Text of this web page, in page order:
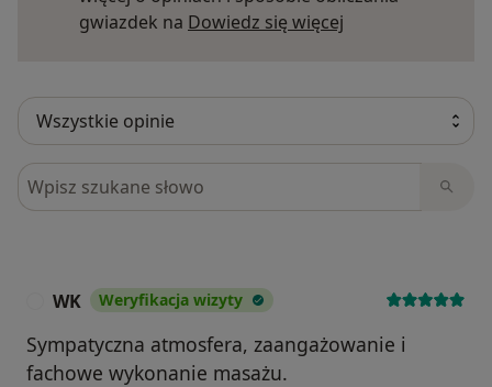
gwiazdek na Dowiedz się więcej
Szukaj w opiniach
WK Weryfikacja wizyty
Sympatyczna atmosfera, zaangażowanie i
fachowe wykonanie masażu.